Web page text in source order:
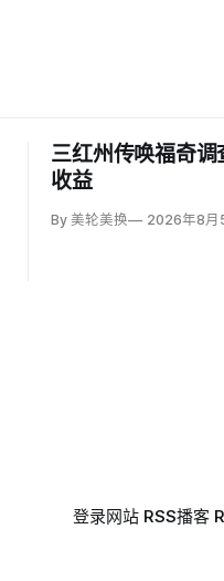
三红州传唤福奇调
收益
By 美轮美换 2026年8月
登录网站 RSS播客